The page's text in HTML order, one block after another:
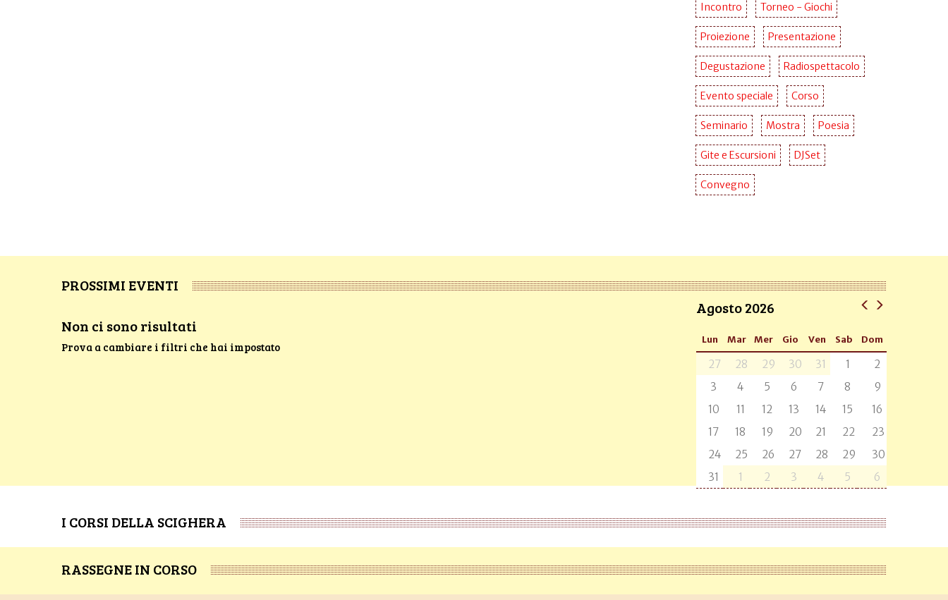
Incontro Torneo - Giochi
Proiezione Presentazione
Degustazione Radiospettacolo
Evento speciale Corso
Seminario Mostra Poesia
Gite e Escursioni DJSet
Convegno
PROSSIMI EVENTI
Non ci sono risultati
Prova a cambiare i filtri che hai impostato
Agosto 2026
Lun Mar Mer Gio Ven Sab Dom
27 28 29 30 31 1
2
3
4 5 6 7 8
9
10
11 12 13 14 15
16
17
18 19 20 21 22
23
24
25 26 27 28 29
30
31
1 2 3 4 5 6
I CORSI DELLA SCIGHERA
RASSEGNE IN CORSO